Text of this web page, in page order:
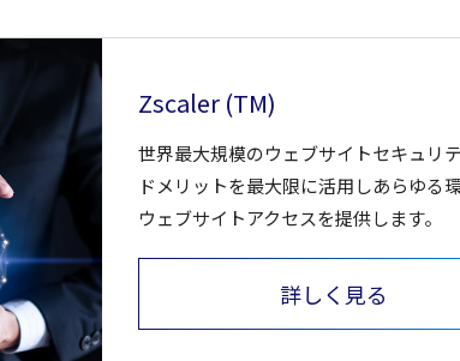
Zscaler (TM)
世界最大規模のウェブサイトセキュリ
ドメリットを最大限に活用しあらゆる
ウェブサイトアクセスを提供します。
詳しく見る